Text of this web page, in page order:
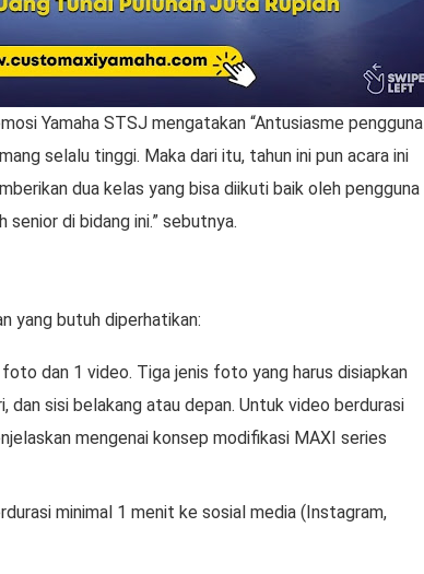
Yamaha STSJ mengatakan “Antusiasme pengguna
selalu tinggi. Maka dari itu, tahun ini pun acara ini
dua kelas yang bisa diikuti baik oleh pengguna
di bidang ini.” sebutnya.
yang butuh diperhatikan:
dan 1 video. Tiga jenis foto yang harus disiapkan
dan sisi belakang atau depan. Untuk video berdurasi
mengenai konsep modifikasi MAXI series
minimal 1 menit ke sosial media (Instagram,